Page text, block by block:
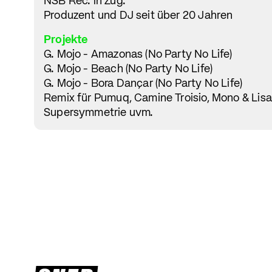
Produzent und DJ seit über 20 Jahren
Projekte
G. Mojo - Amazonas (No Party No Life)
G. Mojo - Beach (No Party No Life)
G. Mojo - Bora Dançar (No Party No Life)
Remix für Pumuq, Camine Troisio, Mono &
Supersymmetrie uvm.